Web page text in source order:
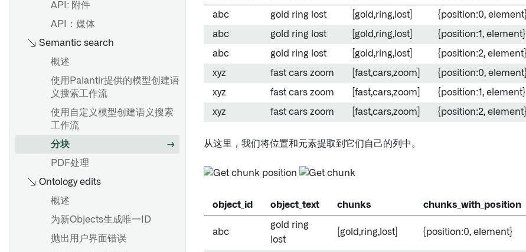
值类型权限
值类型约束
概述
创建结构属性类型
自动映射结构属性
结构属性和共享属性类型
类型类
渲染提示
状态
API: 附件
API：媒体
Semantic search
概述
使用Palantir提供的模型创建语
义搜索工作流
使用自定义模型创建语义搜索
工作流
分块
PDF处理
Ontology edits
概述
为新Objects生成唯一ID
抛出用户界面错误
abc gold ring lost [gold,ring,lost] {position:0, element
abc gold ring lost [gold,ring,lost] {position:1, element}
abc gold ring lost [gold,ring,lost] {position:2, element}
xyz fast cars zoom [fast,cars,zoom] {position:0, element
xyz fast cars zoom [fast,cars,zoom] {position:1, element}
xyz fast cars zoom [fast,cars,zoom] {position:2, element}
从这里，我们将位置和元素提取到它们自己的列中。
object_id object_text chunks chunks_with_position
abc
gold ring
lost
[gold,ring,lost] {position:0, element}